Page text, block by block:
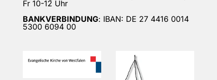
Fr 10-12 Uhr
BANKVERBINDUNG: IBAN: DE 27 4416 0014
5300 6094 00